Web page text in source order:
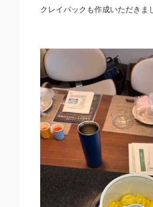
クレイパックも作成いただきま